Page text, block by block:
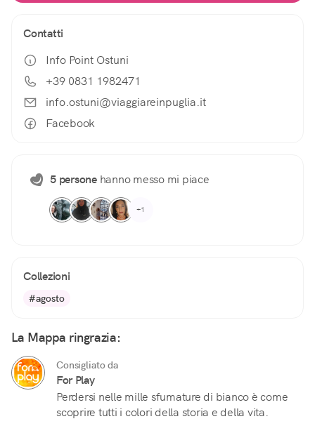
Contatti
Info Point Ostuni
+39 0831 1982471
info.ostuni@viaggiareinpuglia.it
Facebook
5 personehanno messo mi piace
+1
Collezioni
#agosto
La Mappa ringrazia:
Consigliato da
For Play
Perdersi nelle mille sfumature di bianco è come
scoprire tutti i colori della storia e della vita.